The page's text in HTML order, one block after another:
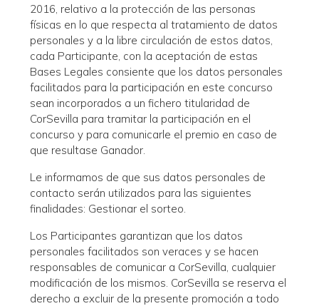
2016, relativo a la protección de las personas
físicas en lo que respecta al tratamiento de datos
personales y a la libre circulación de estos datos,
cada Participante, con la aceptación de estas
Bases Legales consiente que los datos personales
facilitados para la participación en este concurso
sean incorporados a un fichero titularidad de
CorSevilla para tramitar la participación en el
concurso y para comunicarle el premio en caso de
que resultase Ganador.
Le informamos de que sus datos personales de
contacto serán utilizados para las siguientes
finalidades: Gestionar el sorteo.
Los Participantes garantizan que los datos
personales facilitados son veraces y se hacen
responsables de comunicar a CorSevilla, cualquier
modificación de los mismos. CorSevilla se reserva el
derecho a excluir de la presente promoción a todo